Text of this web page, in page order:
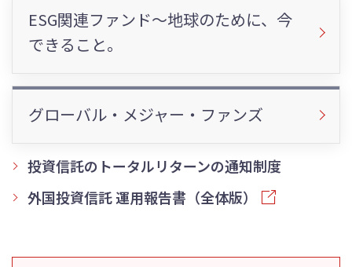
ESG関連ファンド～地球のために、今
できること。
グローバル・メジャー・ファンズ
投資信託のトータルリターンの通知制度
外国投資信託 運用報告書（全体版）